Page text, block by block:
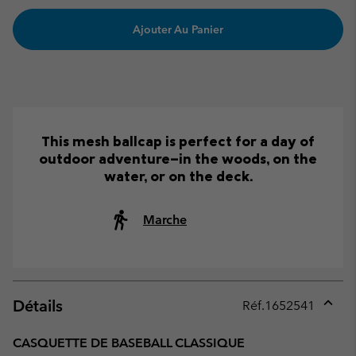
Ajouter Au Panier
This mesh ballcap is perfect for a day of
outdoor adventure—in the woods, on the
water, or on the deck.
Marche
Détails Réf.1652541
CASQUETTE DE BASEBALL CLASSIQUE